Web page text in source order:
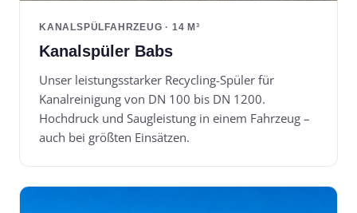
KANALSPÜLFAHRZEUG · 14 M³
Kanalspüler Babs
Unser leistungsstarker Recycling-Spüler für
Kanalreinigung von DN 100 bis DN 1200.
Hochdruck und Saugleistung in einem Fahrzeug –
auch bei größten Einsätzen.